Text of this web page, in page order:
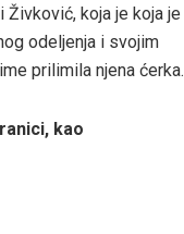
Živković, koja je koja je
odeljenja i svojim
prilimila njena ćerka.
kao